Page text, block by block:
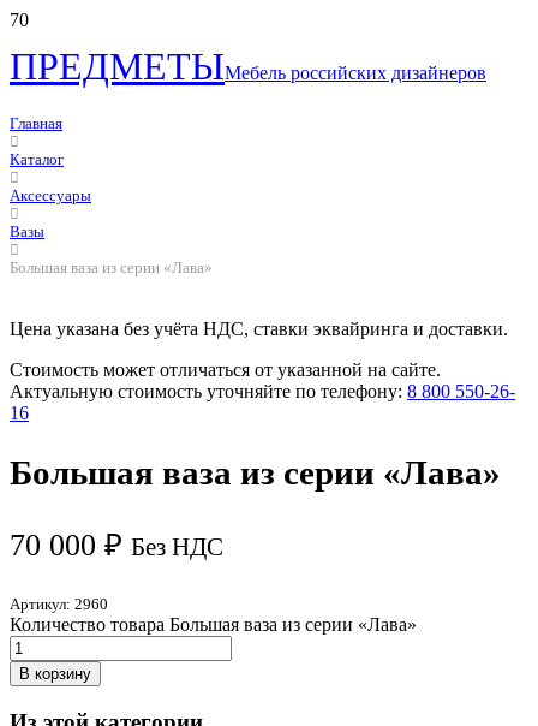
ПРЕДМЕТЫМебель российских дизайнеров
Главная
Каталог
Аксессуары
Вазы
Большая ваза из серии «Лава»
Цена указана без учёта НДС, ставки эквайринга и доставки.
Стоимость может отличаться от указанной на сайте.
Актуальную стоимость уточняйте по телефону: 8 800 550-26-
16
Большая ваза из серии «Лава»
70 000 ₽ Без НДС
Артикул: 2960
Количество товара Большая ваза из серии «Лава»
В корзину